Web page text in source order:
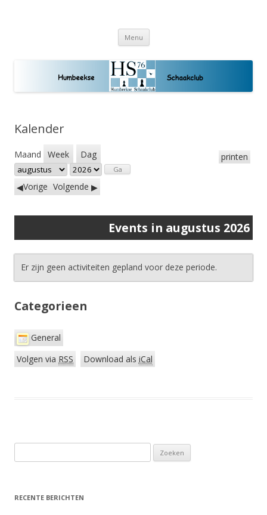
Menu Spring
de
inhoud
Kalender
Maand Week
Dag
Maand:
Jaar:
Vorige Volgende
Events in augustus 2026
Er zijn geen activiteiten gepland voor deze periode.
Categorieen
General
Volgen via RSS Download als iCal
printen
o
k
RECENTE BERICHTEN